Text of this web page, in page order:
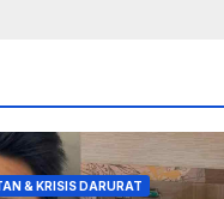
& KRISIS DARURAT